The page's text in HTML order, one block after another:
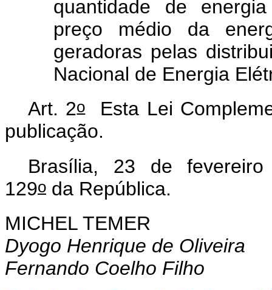
quantidade de
preço médio da
geradoras pelas
Nacional de Energia
Art. 2oEsta Lei
publicação.
Brasília, 23 de fevereiro
129o da República.
MICHEL TEMER
Dyogo Henrique de Oliveira
Fernando Coelho Filho